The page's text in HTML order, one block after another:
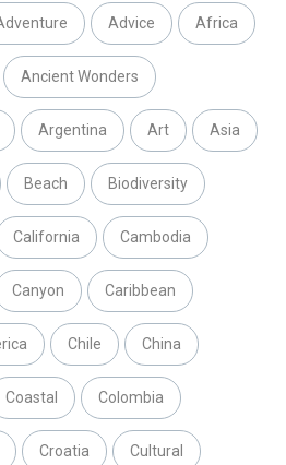
Advice Africa
Ancient Wonders
Argentina Art Asia
Beach Biodiversity
California Cambodia
Canyon Caribbean
Chile China
Coastal Colombia
Croatia Cultural